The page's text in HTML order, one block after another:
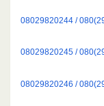
08029820244 /
08029820245 /
08029820246 /